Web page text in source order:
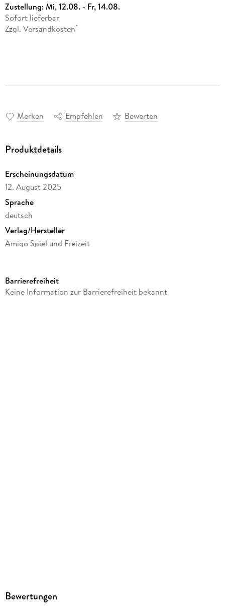
Zustellung:Mi, 12.08. - Fr, 14.08.
Sofort lieferbar
Zzgl. Versandkosten *
Merken Empfehlen Bewerten
Produktdetails
Erscheinungsdatum
12. August 2025
Sprache
deutsch
Verlag/Hersteller
Amigo Spiel und Freizeit
Gewicht
Barrierefreiheit
Keine Information zur Barrierefreiheit bekannt
Bewertungen